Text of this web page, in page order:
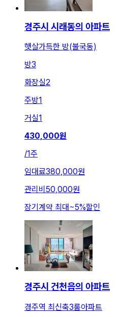
경주시 시래동의 아파트
햇살가득한 방(불국동)
방3
화장실2
주방1
거실1
430,000원
/1주
임대료380,000원
관리비 50,000원
장기계약 최대 ~5%할인
경주시 건천읍의 아파트
경주역 최신축3룸아파트